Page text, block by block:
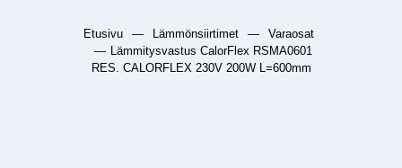
Etusivu — Lämmönsiirtimet —
Varaosat
— Lämmitysvastus CalorFlex RSMA0601
RES. CALORFLEX 230V 200W L=600mm